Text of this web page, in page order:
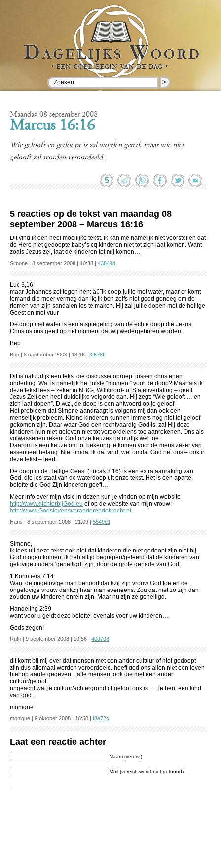
>
Maandag 08 september 2008
Marcus 16:16
Wie gelooft en gedoopt is zal worden gered, maar wie niet
gelooft zal worden veroordeeld.
5
5 reacties op de tekst van maandag 08
september 2008 – Marcus 16:16
Dit vind ik een heel moeilijke tekst. Ik kan me namelijk niet voorstellen dat
de Here niet gedoopte baby’s cq kinderen niet tot zich laat komen. Want
zoals Jezus zei, laat de kinderen tot mij komen…
Simone | 8 september 2008 | 10:38 | 43849d
Luc 3,16
maar Johannes zei tegen hen: â€˜Ik doop jullie met water, maar er komt
iemand die meer vermag dan ik; ik ben zelfs niet goed genoeg om de
riemen van zijn sandalen los te maken. Hij zal jullie dopen met de heilige
Geest en met vuur
De doop met water is een afspiegeling van de echte doop die Jezus
Christus ons geeft op het moment dat wij wedergeboren worden.
Bep
Bep | 8 september 2008 | 13:16 | 3f578f
Dit is natuurlijk een tekst die discussie oproept tussen christenen
onderling. Wat is namelijk het juiste “moment” voor de doop? Maar als ik
deze tekst lees – zeker in NBG-, Willibrord- of Statenvertaling – geeft
Jezus Zelf een heel duidelijke volgorde aan. Hij zegt: “Wie gelooft … en
zich laat dopen”. D.w.z., de doop is een antwoord op je geloof.
Het probleem dat Simone aandraagt is volgens mij dan ook een
menselijk probleem. Kleine kinderen kunnen immers nog niet tot geloof
gekomen zijn. Daar waar God een rechtvaardig God is, zal Hij deze
kinderen hun niet-geloven niet tot veroordelens toe aanrekenen. Ons als
volwassenen rekent God onze keuzes natuurlijk wel toe.
Daarom is een keuze om tot bekering te komen voor de mens zeker van
essentieel belang. Niet omdat ik dat vind, wel omdat God het ons – ook in
deze tekst – leert.
De doop in de Heilige Geest (Lucas 3:16) is een extra aanraking van
God, die los staat van de waterdoop uit onze tekst. Het is een aparte
belofte die God Zijn kinderen geeft…
Meer info over mijn visie in dezen kun je vinden op mijn website
http://www.dichterbijGod.eu of op de website van mijn vrouw:
http://www.Godslevensveranderendekracht.nl .
Hans | 8 september 2008 | 21:09 | 5549d1
Simone,
Ik lees uit deze tekst ook niet dat kinderen die niet gedoopt zijn niet bij
God mogen komen, ik heb altijd begrepen/geleerd dat de kinderen van
gelovige ouders ‘geheiligd’ zijn, door de grote genade van God.
1 Korintiers 7:14
Want de ongelovige man behoort dankzij zijn vrouw God toe en de
ongelovige vrouw dankzij haar man eveneens. Zou dat niet zo zijn dan
zouden uw kinderen onrein zijn. Maar nu zijn ze geheiligd.
Handeling 2:39
want voor u geldt deze belofte, evenals voor uw kinderen…
Gods zegen!
Ruth | 9 september 2008 | 10:56 | 40d708
dit komt bij mij over dat mensen met een ander cultuur of niet gedoopt
zijn dus allemaal worden veroordeeld. heeft god ons allen niet een leven
hier op aarde gegeven…alle mensen. ook die met een ander
cultuur/geloof.
ongeacht wat je cultuur/achtergrond of geloof ook is….. je bent een kind
van god.
monique
monique | 9 oktober 2008 | 16:50 | f8e72c
Laat een reactie achter
Naam (vereist)
Mail (vereist, wordt niet getoond)